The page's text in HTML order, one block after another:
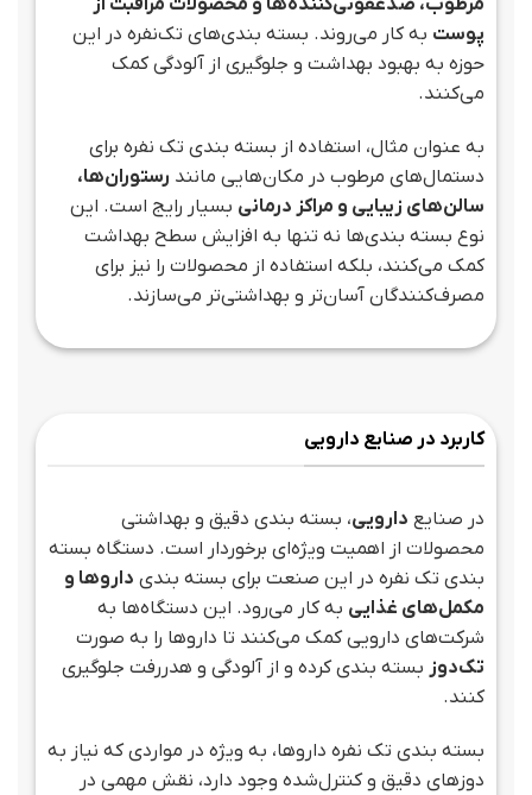
پوست به کار می‌روند. بسته بندی‌های تک‌نفره در این
حوزه به بهبود بهداشت و جلوگیری از آلودگی کمک
می‌کنند.
به عنوان مثال، استفاده از بسته بندی تک نفره برای
دستمال‌های مرطوب در مکان‌هایی مانند رستوران‌ها،
سالن‌های زیبایی و مراکز درمانی بسیار رایج است. این
نوع بسته بندی‌ها نه تنها به افزایش سطح بهداشت
کمک می‌کنند، بلکه استفاده از محصولات را نیز برای
مصرف‌کنندگان آسان‌تر و بهداشتی‌تر می‌سازند.
کاربرد در صنایع دارویی
در صنایع دارویی، بسته بندی دقیق و بهداشتی
محصولات از اهمیت ویژه‌ای برخوردار است. دستگاه بسته
بندی تک نفره در این صنعت برای بسته بندی داروها و
مکمل‌های غذایی به کار می‌رود. این دستگاه‌ها به
شرکت‌های دارویی کمک می‌کنند تا داروها را به صورت
تک‌دوز بسته بندی کرده و از آلودگی و هدررفت جلوگیری
کنند.
بسته بندی تک نفره داروها، به ویژه در مواردی که نیاز به
دوزهای دقیق و کنترل‌شده وجود دارد، نقش مهمی در